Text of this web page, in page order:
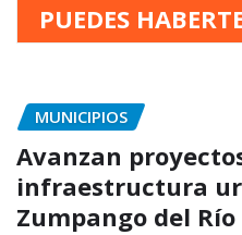
PUEDES
MUNICIPIOS
Avanzan
infraestructura
Zumpango del Río